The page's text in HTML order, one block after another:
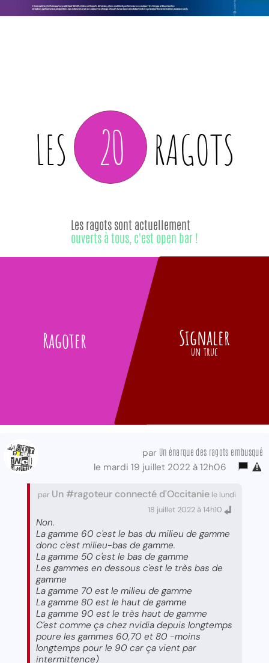
LES 20 RAGOTS
Ragoter
Les ragots sont actuellement
ouverts à tous, c'est open bar !
Signaler
un truc
par Un énarque des ragots embusqué
le mardi 19 juillet 2022 à 12h06
par Un #ragoteur connecté d'Occitanie le lundi
18 juillet 2022 à 14h10
Non.
La gamme 60 c'est le bas du milieu de gamme
donc c'est milieu-bas de gamme.
La gamme 50 c'est le bas de gamme
Les gammes en dessous c'est le très bas de
gamme
La gamme 70 est le milieu de gamme
La gamme 80 est le haut de gamme
La gamme 90 est le très haut de gamme
C'est comme ça chez nvidia depuis longtemps
poure les gammes 60,70 et 80 -moins
longtemps pour le 90 car ça vient par
intermittence)